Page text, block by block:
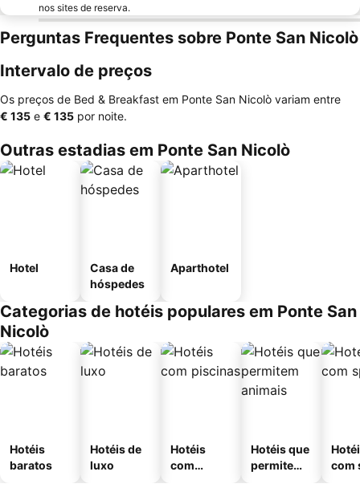
nos sites de reserva.
Perguntas Frequentes sobre Ponte San Nicolò
Intervalo de preços
Os preços de Bed & Breakfast em Ponte San Nicolò variam entre
‎€ 135 e ‎€ 135 por noite.
Outras estadias em Ponte San Nicolò
Hotel
Casa de
hóspedes
Aparthotel
Categorias de hotéis populares em Ponte San
Nicolò
Hotéis
baratos
Hotéis de
luxo
Hotéis
com
Hotéis que
permitem
com